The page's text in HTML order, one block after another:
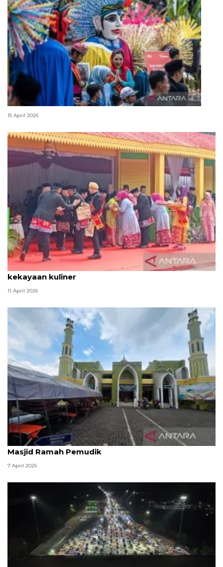
Lebaran Betawi, harmoni tradisi dan kota global
15 April 2026
Tradisi hantaran Lebaran Betawi simbol bakti dan
kekayaan kuliner
11 April 2026
Kemenag: 3,5 juta orang manfaatkan layanan
Masjid Ramah Pemudik
7 April 2026